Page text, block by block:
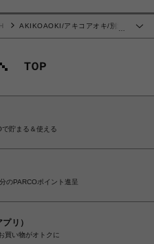
…
AKIKOAOKI/アキコアオキ/別注
貯まる＆使える
のPARCOポイント進呈
リ）
買い物がオトクに